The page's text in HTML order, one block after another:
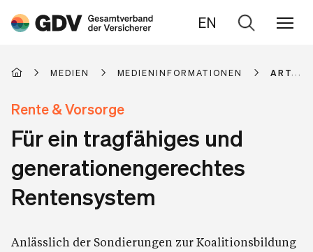
EN
Zur
MEDIEN MEDIENINFORMATIONEN
Rente & Vorsorge
Für ein tragfähiges und
generationengerechtes
Rentensystem
Anlässlich der Sondierungen zur Koalitionsbildung